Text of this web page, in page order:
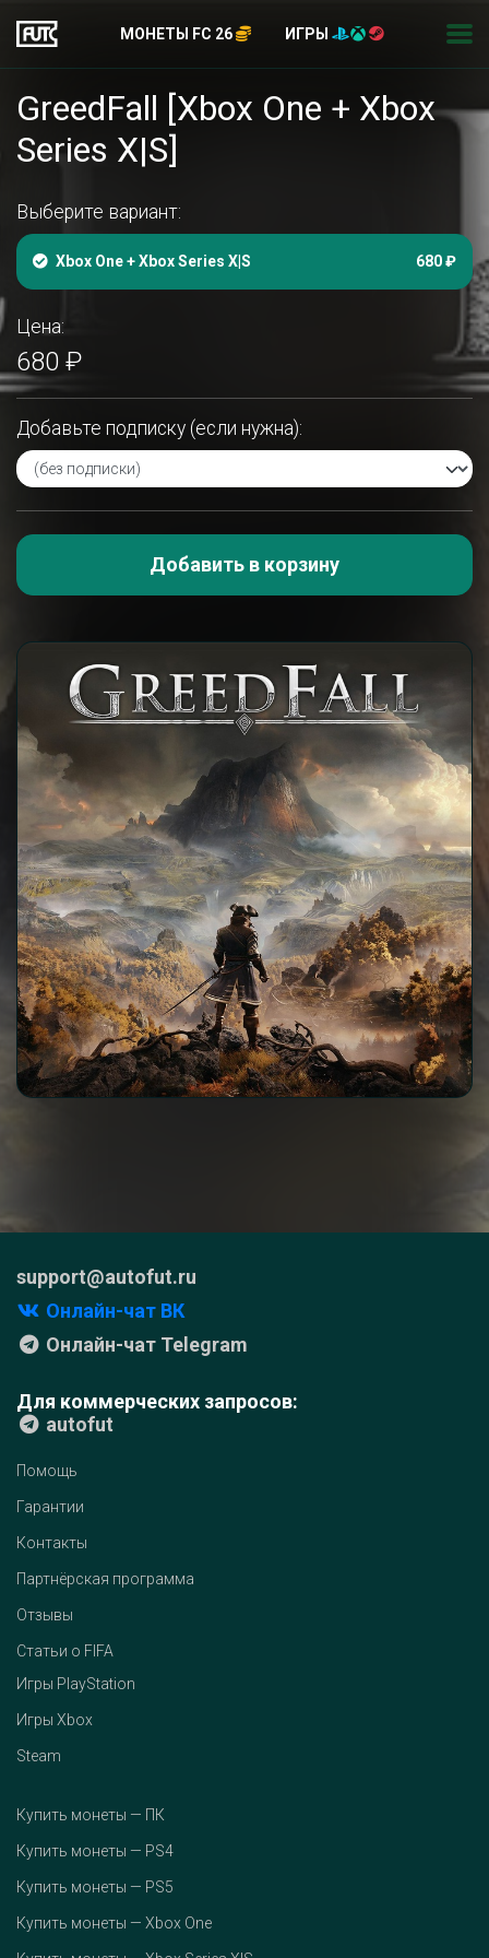
МОНЕТЫ FC 26 ИГРЫ
GreedFall [Xbox One + Xbox
Series X|S]
Выберите вариант:
Xbox One + Xbox Series X|S 680 ₽
Цена:
680 ₽
Добавьте подписку (если нужна):
Добавить в корзину
support@autofut.ru
Онлайн-чат ВК
Онлайн-чат Telegram
Для коммерческих запросов:
autofut
Помощь
Гарантии
Контакты
Партнёрская программа
Отзывы
Статьи о FIFA
Игры PlayStation
Игры Xbox
Steam
Купить монеты — ПК
Купить монеты — PS4
Купить монеты — PS5
Купить монеты — Xbox One